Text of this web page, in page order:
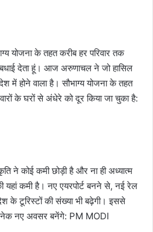
योजना के तहत करीब हर परिवार तक
देता हूं। आज अरुणाचल ने जो हासिल
में होने वाला है। सौभाग्य योजना के तहत
के घरों से अंधेरे को दूर किया जा चुका है:
ने कोई कमी छोड़ी है और ना ही अध्यात्म
कमी है। नए एयरपोर्ट बनने से, नई रेल
के टूरिस्टों की संख्या भी बढ़ेगी। इससे
नए अवसर बनेंगे: PM MODI